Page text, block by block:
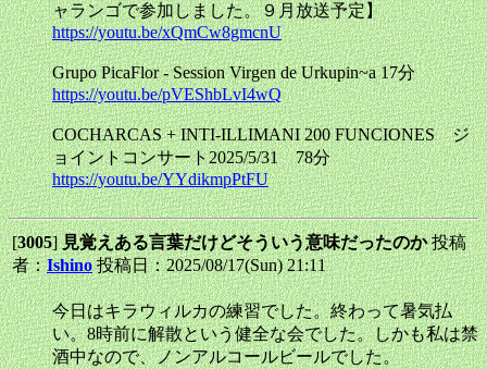
ャランゴで参加しました。９月放送予定】
https://youtu.be/xQmCw8gmcnU
Grupo PicaFlor - Session Virgen de Urkupin~a 17分
https://youtu.be/pVEShbLvI4wQ
COCHARCAS + INTI-ILLIMANI 200 FUNCIONES ジ
ョイントコンサート2025/5/31 78分
https://youtu.be/YYdikmpPtFU
[3005]見覚えある言葉だけどそういう意味だったのか投稿
者：Ishino 投稿日：2025/08/17(Sun) 21:11
今日はキラウィルカの練習でした。終わって暑気払
い。8時前に解散という健全な会でした。しかも私は禁
酒中なので、ノンアルコールビールでした。